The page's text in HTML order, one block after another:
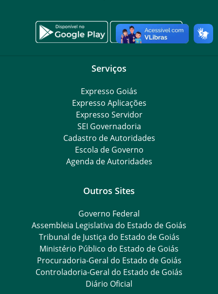
Serviços
Expresso Goiás
Expresso Aplicações
Expresso Servidor
SEI Governadoria
Cadastro de Autoridades
Escola de Governo
Agenda de Autoridades
Outros Sites
Governo Federal
Assembleia Legislativa do Estado de Goiás
Tribunal de Justiça do Estado de Goiás
Ministério Público do Estado de Goiás
Procuradoria-Geral do Estado de Goiás
Controladoria-Geral do Estado de Goiás
Diário Oficial